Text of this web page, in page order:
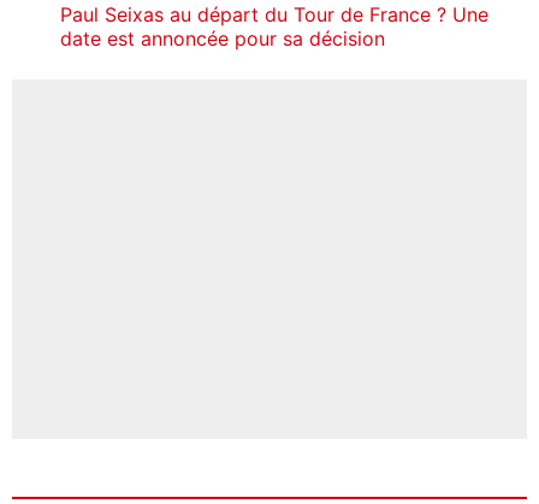
Paul Seixas au départ du Tour de France ? Une
date est annoncée pour sa décision